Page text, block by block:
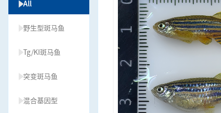
All
野生型斑马鱼
Tg/KI斑马鱼
突变斑马鱼
混合基因型